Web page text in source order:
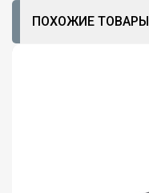
ПОХОЖИЕ ТОВАРЫ